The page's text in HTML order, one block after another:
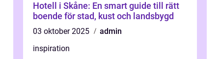
Hotell i Skåne: En smart guide till rätt
boende för stad, kust och landsbygd
03 oktober 2025
admin
inspiration